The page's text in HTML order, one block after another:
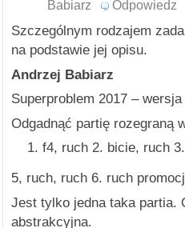
Babiarz
Odpowiedz
Szczególnym rodzajem
na podstawie jej opisu.
Andrzej Babiarz
Superproblem 2017 – wersja
Odgadnąć partię rozegraną
f4, ruch 2. bicie, ruch
5, ruch, ruch 6. ruch
Jest tylko jedna taka partia.
abstrakcyjna.